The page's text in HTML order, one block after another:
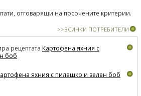
отговарящи на посочените критерии.
>>ВСИЧКИ ПОТРЕБИТЕЛИ
рецептата Картофена яхния с
боб
яхния с пилешко и зелен боб